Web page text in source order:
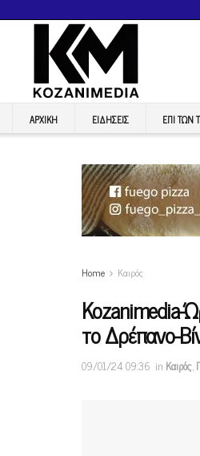
ΑΡΧΙΚΉ ΕΙΔΉΣΕΙΣ ΕΠI ΤΩΝ
Home Καιρός
Kozanimedia-
το Δρέπανο-
09/01/24 09:36 in Καιρός,